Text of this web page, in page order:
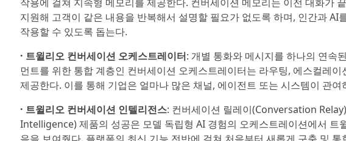
지원해 고객이 같은 내용을 반복해서 설명할 필요가 없도록 하며, 인간과
작용할 수 있도록 돕는다.
· 트윌리오 컨버세이션 오케스트레이터: 개별 통화와 메시지를 하나의 연속
먼트를 위한 통합 계층인 컨버세이션 오케스트레이터는 라우팅, 에스컬레
제공한다. 이를 통해 기업은 얼마나 많은 채널, 에이전트 또는 시스템이 관
· 트윌리오 컨버세이션 인텔리전스: 컨버세이션 릴레이(Conversation
Intelligence) 제품의 성공은 모델 독립형 AI 경험의 오케스트레이션에서 트